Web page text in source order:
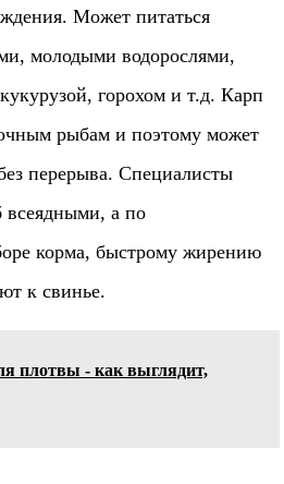
Может питаться
молодыми водорослями,
горохом и т.д. Карп
рыбам и поэтому может
перерыва. Специалисты
всеядными, а по
корма, быстрому жирению
к свинье.
плотвы - как выглядит,